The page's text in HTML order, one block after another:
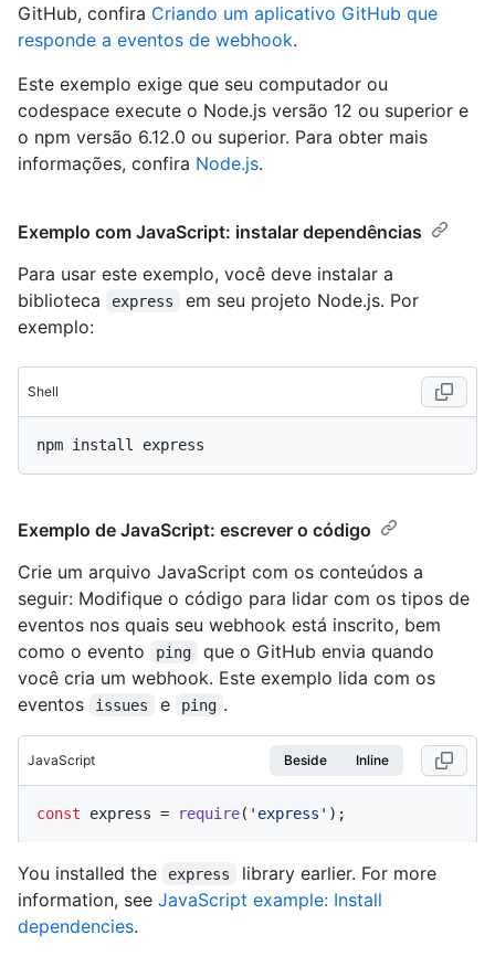
GitHub, confira Criando um aplicativo GitHub que
responde a eventos de webhook.
Este exemplo exige que seu computador ou
codespace execute o Node.js versão 12 ou superior e
o npm versão 6.12.0 ou superior. Para obter mais
informações, confira Node.js.
Exemplo com JavaScript: instalar dependências
Para usar este exemplo, você deve instalar a
biblioteca
express
em seu projeto Node.js. Por
exemplo:
Shell
Exemplo de JavaScript: escrever o código
Crie um arquivo JavaScript com os conteúdos a
seguir: Modifique o código para lidar com os tipos de
eventos nos quais seu webhook está inscrito, bem
como o evento
ping
que o GitHub envia quando
você cria um webhook. Este exemplo lida com os
eventos
issues e ping .
JavaScript Beside Inline
const express = require( 'express' );
You installed the express
library earlier. For more
information, see JavaScript example: Install
dependencies.